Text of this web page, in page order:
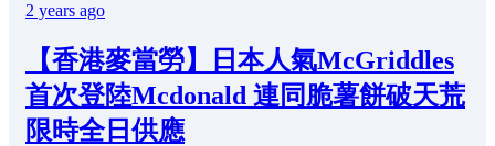
2 years ago
【香港麥當勞】日本人氣McGriddles
首次登陸Mcdonald 連同脆薯餅破天荒
限時全日供應